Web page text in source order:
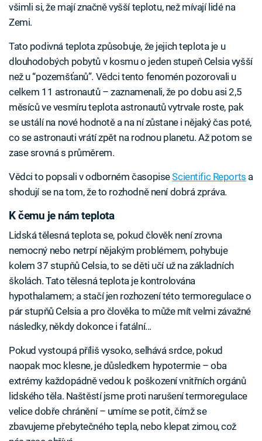
všimli si, že mají značně vyšší teplotu, než mívají lidé na
Zemi.
Tato podivná teplota způsobuje, že jejich teplota je u
dlouhodobých pobytů v kosmu o jeden stupeň Celsia vyšší
než u “pozemšťanů”. Vědci tento fenomén pozorovali u
celkem 11 astronautů – zaznamenali, že po dobu asi 2,5
měsíců ve vesmíru teplota astronautů vytrvale roste, pak
se ustálí na nové hodnotě a na ní zůstane i nějaký čas poté,
co se astronauti vrátí zpět na rodnou planetu. Až potom se
zase srovná s průměrem.
Vědci to popsali v odborném časopiseScientific Reports a
shodují se na tom, že to rozhodně není dobrá zpráva.
K čemu je nám teplota
Lidská tělesná teplota se, pokud člověk není zrovna
nemocný nebo netrpí nějakým problémem, pohybuje
kolem 37 stupňů Celsia, to se děti učí už na základních
školách. Tato tělesná teplota je kontrolována
hypothalamem; a stačí jen rozhození této termoregulace o
pár stupňů Celsia a pro člověka to může mít velmi závažné
následky, někdy dokonce i fatální...
Pokud vystoupá příliš vysoko, selhává srdce, pokud
naopak moc klesne, je důsledkem hypotermie – oba
extrémy každopádně vedou k poškození vnitřních orgánů
lidského těla. Naštěstí jsme proti narušení termoregulace
velice dobře chránění – umíme se potit, čímž se
zbavujeme přebytečného tepla, nebo klepat zimou, což